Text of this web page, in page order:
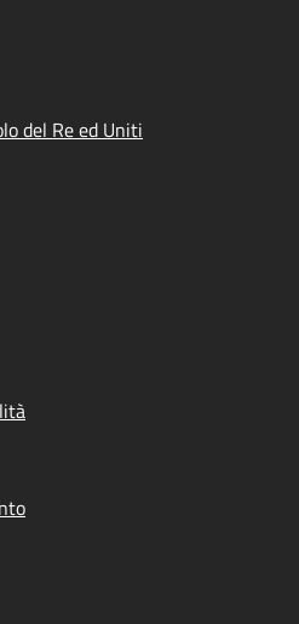
del Re ed Uniti